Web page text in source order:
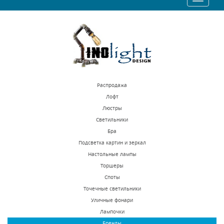
Распродажа
Лофт
Люстры
Светильники
Бра
Подсветка картин и зеркал
Настольные лампы
Торшеры
Споты
Точечные светильники
Уличные фонари
Лампочки